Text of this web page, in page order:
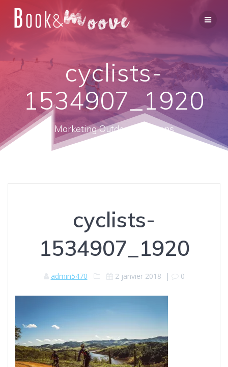
cyclists-
1534907_1920
Marketing Outdoor Solutions
cyclists-
1534907_1920
admin5470 2 janvier 2018 | 0